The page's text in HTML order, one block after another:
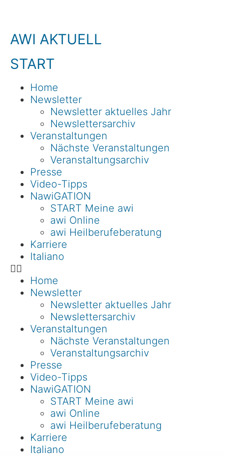
AWI AKTUELL
START
Home
Newsletter
Newsletter aktuelles Jahr
Newslettersarchiv
Veranstaltungen
Nächste Veranstaltungen
Veranstaltungsarchiv
Presse
Video-Tipps
NawiGATION
START Meine awi
awi Online
awi Heilberufeberatung
Karriere
Italiano
Home
Newsletter
Newsletter aktuelles Jahr
Newslettersarchiv
Veranstaltungen
Nächste Veranstaltungen
Veranstaltungsarchiv
Presse
Video-Tipps
NawiGATION
START Meine awi
awi Online
awi Heilberufeberatung
Karriere
Italiano